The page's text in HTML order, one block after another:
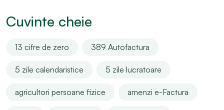
Cuvinte cheie
13 cifre de zero 389 Autofactura
5 zile calendaristice 5 zile lucratoare
agricultori persoane fizice amenzi e-Factura